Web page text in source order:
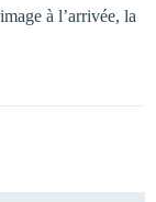
à l’arrivée, la